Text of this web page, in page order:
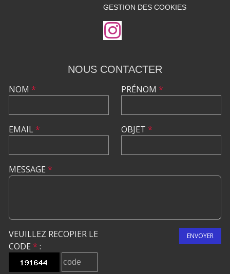
GESTION DES COOKIES
NOUS CONTACTER
NOM *
EMAIL*
PRÉNOM *
OBJET *
MESSAGE *
VEUILLEZ RECOPIER LE
CODE * :
ENVOYER